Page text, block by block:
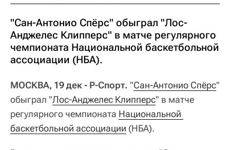
"Сан-Антонио Спёрс" обыграл "Лос-
Анджелес Клипперс" в матче регулярного
чемпионата Национальной баскетбольной
ассоциации (НБА).
МОСКВА, 19 дек - Р-Спорт. "Сан-Антонио Спёрс"
обыграл "Лос-Анджелес Клипперс" в матче
регулярного чемпионата Национальной
баскетбольной ассоциации (НБА).